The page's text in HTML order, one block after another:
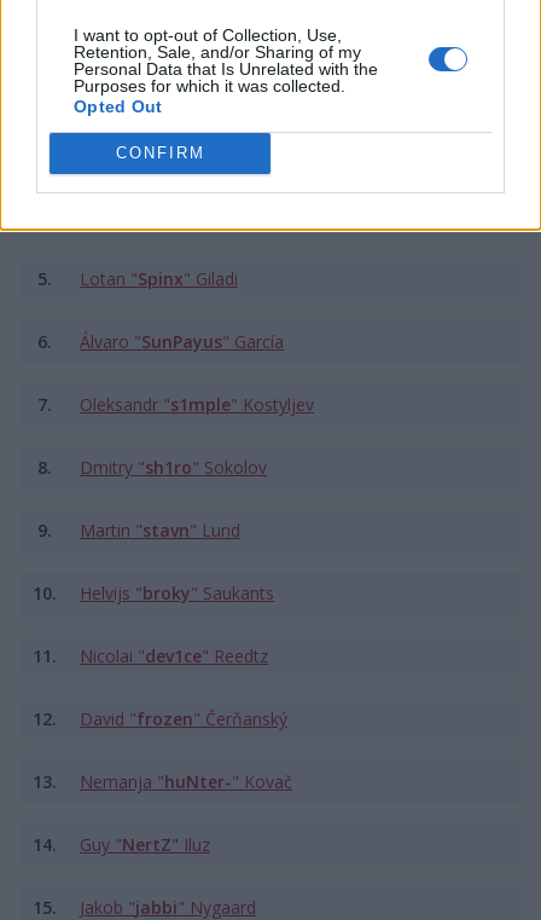
I want to opt-out of Collection, Use,
Retention, Sale, and/or Sharing of my
Personal Data that Is Unrelated with the
Purposes for which it was collected.
Opted Out
CONFIRM
–
5. Lotan "⁠Spinx⁠" Giladi
6. Álvaro "⁠SunPayus⁠" García
7. Oleksandr "s1mple" Kostyljev
8. Dmitry "⁠sh1ro⁠" Sokolov
9. Martin "stavn" Lund
10. Helvijs "⁠broky⁠" Saukants
11. Nicolai "⁠dev1ce⁠" Reedtz
12. David "⁠frozen⁠" Čerňanský
13. Nemanja "⁠huNter-⁠" Kovač
14. Guy "NertZ" Iluz
15. Jakob "jabbi" Nygaard